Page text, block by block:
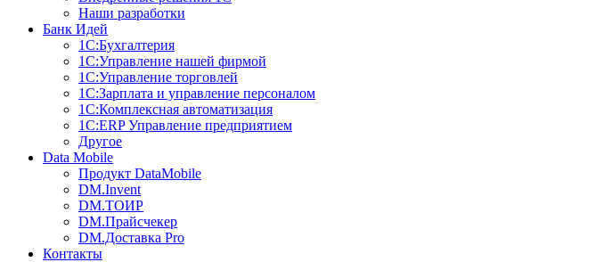
Наши разработки
Банк Идей
1С:Бухгалтерия
1С:Управление нашей фирмой
1С:Управление торговлей
1С:Зарплата и управление персоналом
1С:Комплексная автоматизация
1С:ERP Управление предприятием
Другое
Data Mobile
Продукт DataMobile
DM.Invent
DM.ТОИР
DM.Прайсчекер
DM.Доставка Pro
Контакты